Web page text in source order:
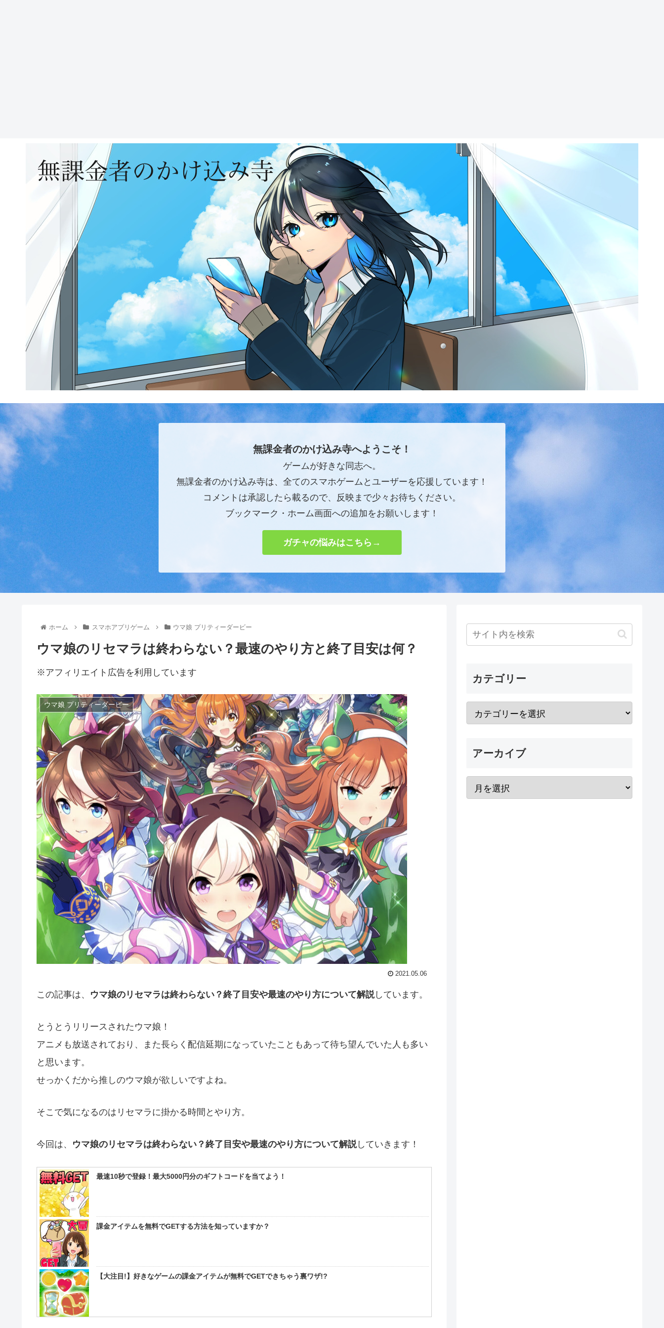
無課金者のかけ込み寺へようこそ！
ゲームが好きな同志へ。
無課金者のかけ込み寺は、全てのスマホゲームとユーザーを応援しています！
コメントは承認したら載るので、反映まで少々お待ちください。
ブックマーク・ホーム画面への追加をお願いします！
ガチャの悩みはこちら→
ホーム スマホアプリゲーム ウマ娘 プリティーダービー
ウマ娘のリセマラは終わらない？最速のやり方と終了目安は何？
※アフィリエイト広告を利用しています
ウマ娘 プリティーダービー
2021.05.06
この記事は、 ウマ娘のリセマラは終わらない？終了目安や最速のやり方について解説しています。
とうとうリリースされたウマ娘！
アニメも放送されており、また長らく配信延期になっていたこともあって待ち望んでいた人も多い
と思います。
せっかくだから推しのウマ娘が欲しいですよね。
そこで気になるのはリセマラに掛かる時間とやり方。
今回は、 ウマ娘のリセマラは終わらない？終了目安や最速のやり方について解説していきます！
最速10秒で登録！最大5000円分のギフトコードを当てよう！
課金アイテムを無料でGETする方法を知っていますか？
【大注目!】好きなゲームの課金アイテムが無料でGETできちゃう裏ワザ!?
カテゴリー
アーカイブ